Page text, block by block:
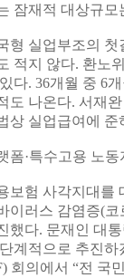
잠재적 대상규모
형 실업부조의
적지 않다. 환노
다. 36개월 중 6
도 나온다. 서재
상 실업급여에 준
폼·특수고용 노
보험 사각지대를
이러스 감염증(
했다. 문재인 대
계적으로 추진
회의에서 “전 국